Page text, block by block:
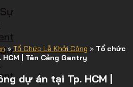
» Tổ Chức Lễ Khởi Công » Tổ chức
| Tân Cảng Gantry
dự án tại Tp. HCM |